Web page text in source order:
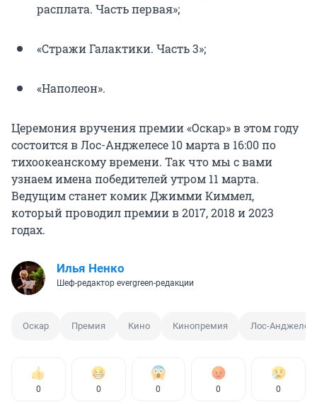
расплата. Часть первая»;
«Стражи Галактики. Часть 3»;
«Наполеон».
Церемония вручения премии «Оскар» в этом году
состоится в Лос-Анджелесе 10 марта в 16:00 по
тихоокеанскому времени. Так что мы с вами
узнаем имена победителей утром 11 марта.
Ведущим станет комик Джимми Киммел,
который проводил премии в 2017, 2018 и 2023
годах.
Илья Ненко
Шеф-редактор evergreen-редакции
Оскар Премия Кино Кинопремия Лос-Анджелес
0 0 0 0 0